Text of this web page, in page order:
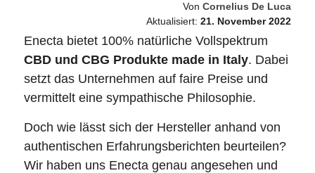
VonCornelius De Luca
Aktualisiert:21. November 2022
Enecta bietet 100% natürliche Vollspektrum
CBD und CBG Produkte made in Italy. Dabei
setzt das Unternehmen auf faire Preise und
vermittelt eine sympathische Philosophie.
Doch wie lässt sich der Hersteller anhand von
authentischen Erfahrungsberichten beurteilen?
Wir haben uns Enecta genau angesehen und